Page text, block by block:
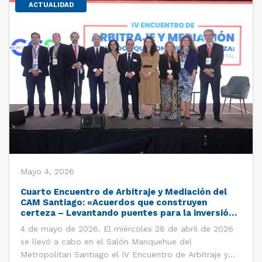
ACTUALIDAD
Mayo 4, 2026
Cuarto Encuentro de Arbitraje y Mediación del
CAM Santiago: «Acuerdos que construyen
certeza – Levantando puentes para la inversión
4 de mayo de 2026. El miércoles 28 de abril de 2026
se llevó a cabo en el Salón Manquehue del
Metropolitan Santiago el IV Encuentro de Arbitraje y